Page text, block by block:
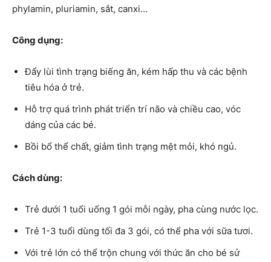
phylamin, pluriamin, sắt, canxi…
Công dụng:
Đẩy lùi tình trạng biếng ăn, kém hấp thu và các bệnh
tiêu hóa ở trẻ.
Hỗ trợ quá trình phát triển trí não và chiều cao, vóc
dáng của các bé.
Bồi bổ thể chất, giảm tình trạng mệt mỏi, khó ngủ.
Cách dùng:
Trẻ dưới 1 tuổi uống 1 gói mỗi ngày, pha cùng nước lọc.
Trẻ 1-3 tuổi dùng tối đa 3 gói, có thể pha với sữa tươi.
Với trẻ lớn có thể trộn chung với thức ăn cho bé sử